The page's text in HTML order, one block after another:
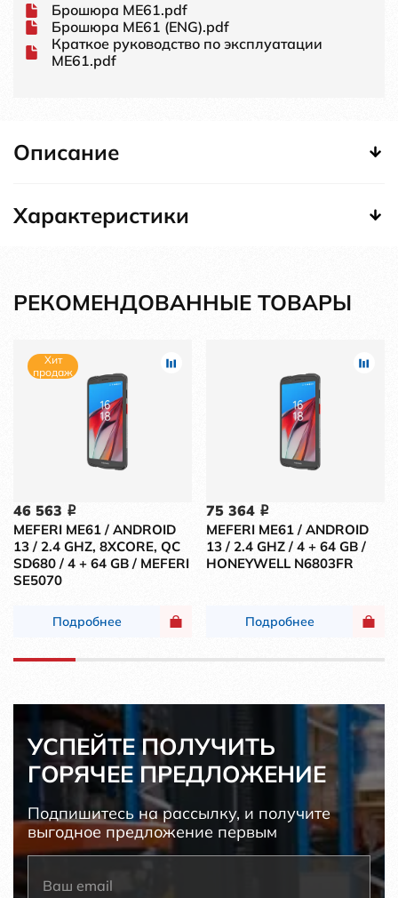
Брошюра ME61.pdf
Брошюра ME61 (ENG).pdf
Краткое руководство по эксплуатации
ME61.pdf
Описание
Характеристики
РЕКОМЕНДОВАННЫЕ ТОВАРЫ
Хит
продаж
46 563 i
MEFERI ME61 / ANDROID
13 / 2.4 GHZ, 8XCORE, QC
SD680 / 4 + 64 GB / MEFERI
SE5070
Подробнее
75 364 i
MEFERI ME61 / ANDROID
13 / 2.4 GHZ / 4 + 64 GB /
HONEYWELL N6803FR
Подробнее
УСПЕЙТЕ ПОЛУЧИТЬ
ГОРЯЧЕЕ ПРЕДЛОЖЕНИЕ
Подпишитесь на рассылку, и получите
выгодное предложение первым